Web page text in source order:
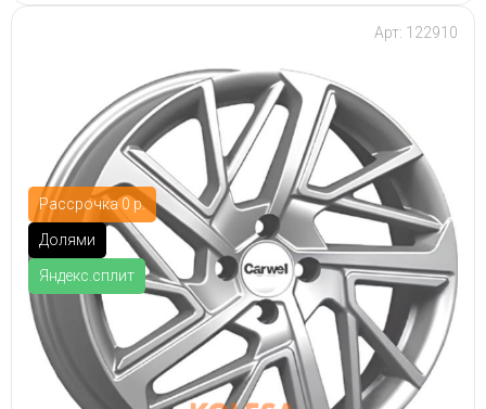
Рассрочка 0 р.
Долями
Яндекс.сплит
Арт: 122910